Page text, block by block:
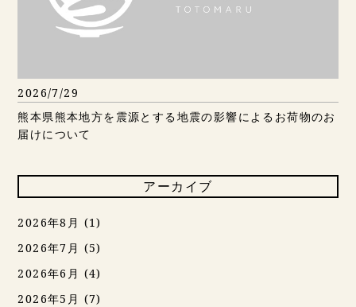
2026/7/29
熊本県熊本地方を震源とする地震の影響によるお荷物のお
届けについて
アーカイブ
2026年8月 (1)
2026年7月 (5)
2026年6月 (4)
2026年5月 (7)